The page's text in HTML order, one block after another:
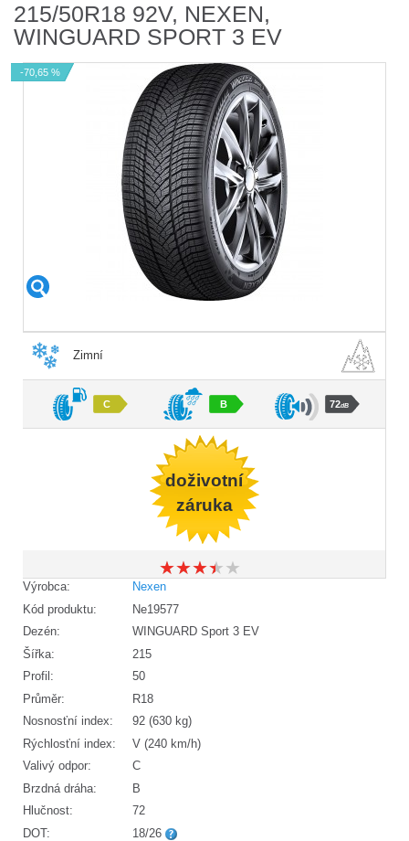
215/50R18 92V, NEXEN,
WINGUARD SPORT 3 EV
-70,65 %
Zimní
C B 72dB
doživotní
záruka
★★★★★
★★★★★
Výrobca:
Nexen
Kód produktu:
Ne19577
Dezén:
WINGUARD Sport 3 EV
Šířka:
215
Profil:
50
Průměr:
R18
Nosnosťní index:
92 (630 kg)
Rýchlosťní index:
V (240 km/h)
Valivý odpor:
C
Brzdná dráha:
B
Hlučnost:
72
DOT:
18/26